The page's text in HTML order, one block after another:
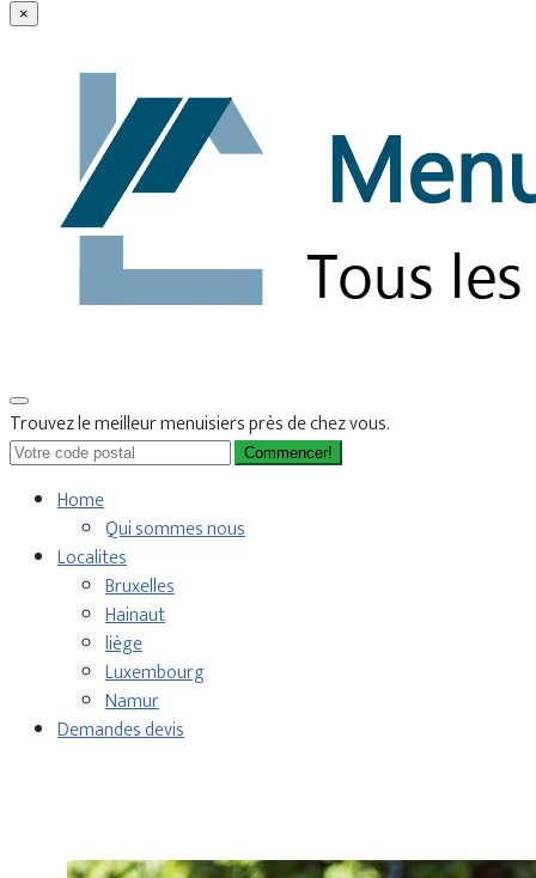
×
Trouvez le meilleur menuisiers près de chez vous.
Commencer!
Home
Qui sommes nous
Localites
Bruxelles
Hainaut
liège
Luxembourg
Namur
Demandes devis